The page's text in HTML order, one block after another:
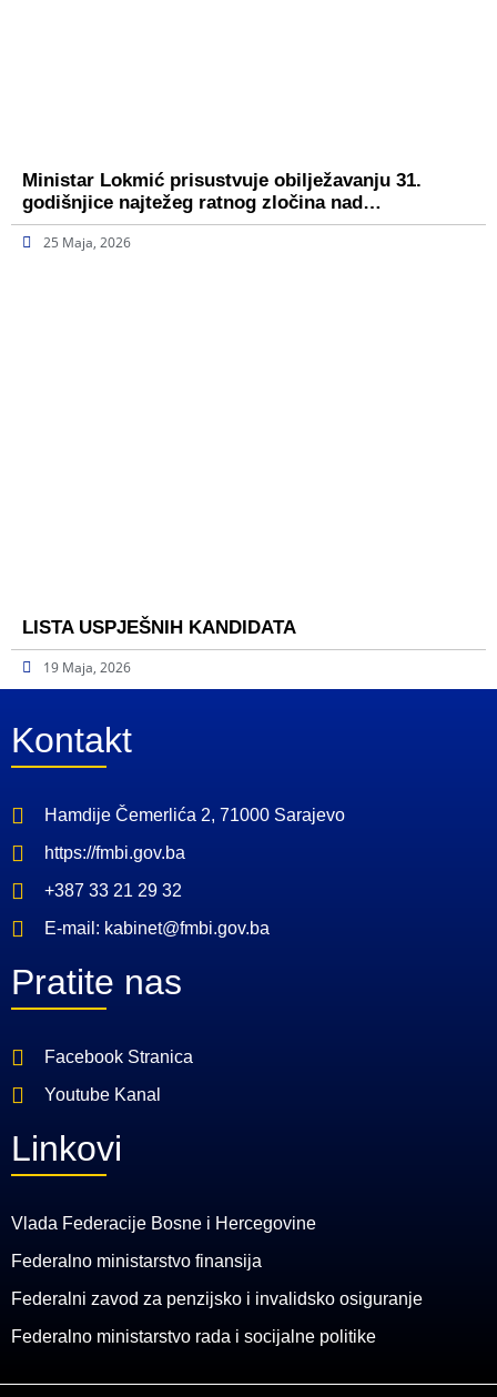
Ministar Lokmić prisustvuje obilježavanju 31.
godišnjice najtežeg ratnog zločina nad…
25 Maja, 2026
LISTA USPJEŠNIH KANDIDATA
19 Maja, 2026
Kontakt
Hamdije Čemerlića 2, 71000 Sarajevo
https://fmbi.gov.ba
+387 33 21 29 32
E-mail: kabinet@fmbi.gov.ba
Pratite nas
Facebook Stranica
Youtube Kanal
Linkovi
Vlada Federacije Bosne i Hercegovine
Federalno ministarstvo finansija
Federalni zavod za penzijsko i invalidsko osiguranje
Federalno ministarstvo rada i socijalne politike